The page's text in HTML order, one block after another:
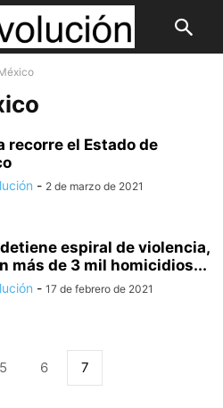
recorre el Estado de
- 2 de marzo de 2021
espiral de violencia,
más de 3 mil homicidios...
- 17 de febrero de 2021
5 6 7